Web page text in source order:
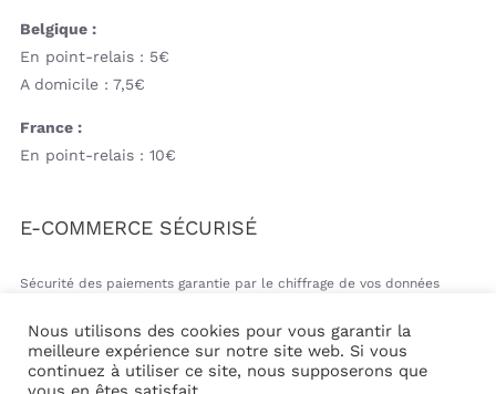
Belgique :
En point-relais : 5€
A domicile : 7,5€
France :
En point-relais : 10€
E-COMMERCE SÉCURISÉ
Sécurité des paiements garantie par le chiffrage de vos données
Nous utilisons des cookies pour vous garantir la
meilleure expérience sur notre site web. Si vous
continuez à utiliser ce site, nous supposerons que